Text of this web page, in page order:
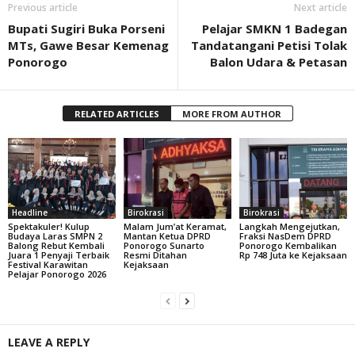
Previous article
Bupati Sugiri Buka Porseni
MTs, Gawe Besar Kemenag
Ponorogo
Next article
Pelajar SMKN 1 Badegan
Tandatangani Petisi Tolak
Balon Udara & Petasan
RELATED ARTICLES MORE FROM AUTHOR
Headline
Spektakuler! Kulup
Budaya Laras SMPN 2
Balong Rebut Kembali
Juara 1 Penyaji Terbaik
Festival Karawitan
Pelajar Ponorogo 2026
Birokrasi
Malam Jum’at Keramat,
Mantan Ketua DPRD
Ponorogo Sunarto
Resmi Ditahan
Kejaksaan
Birokrasi
Langkah Mengejutkan,
Fraksi NasDem DPRD
Ponorogo Kembalikan
Rp 748 Juta ke Kejaksaan
LEAVE A REPLY